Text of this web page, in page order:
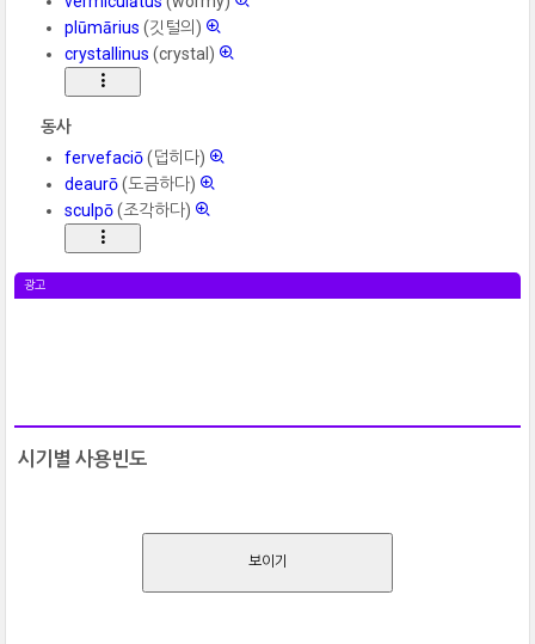
plūmārius (깃털의)
crystallinus (crystal)
동사
fervefaciō(덥히다)
deaurō(도금하다)
sculpō(조각하다)
광고
시기별 사용빈도
보이기